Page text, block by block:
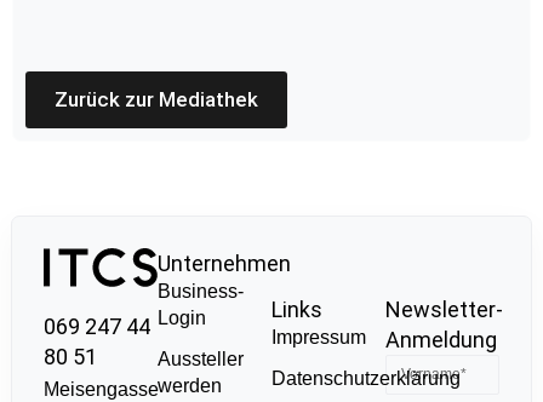
Zurück zur Mediathek
069 247 44
80 51
Meisengasse
Unternehmen
Business-
Login
Aussteller
werden
Links
Impressum
Datenschutzerklärung
Newsletter-
Anmeldung